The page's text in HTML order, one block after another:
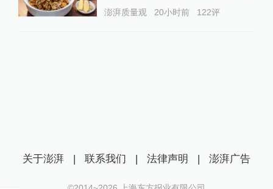
澎湃质量观 20小时前 122评
关于澎湃 | 联系我们 | 法律声明 | 澎湃广告